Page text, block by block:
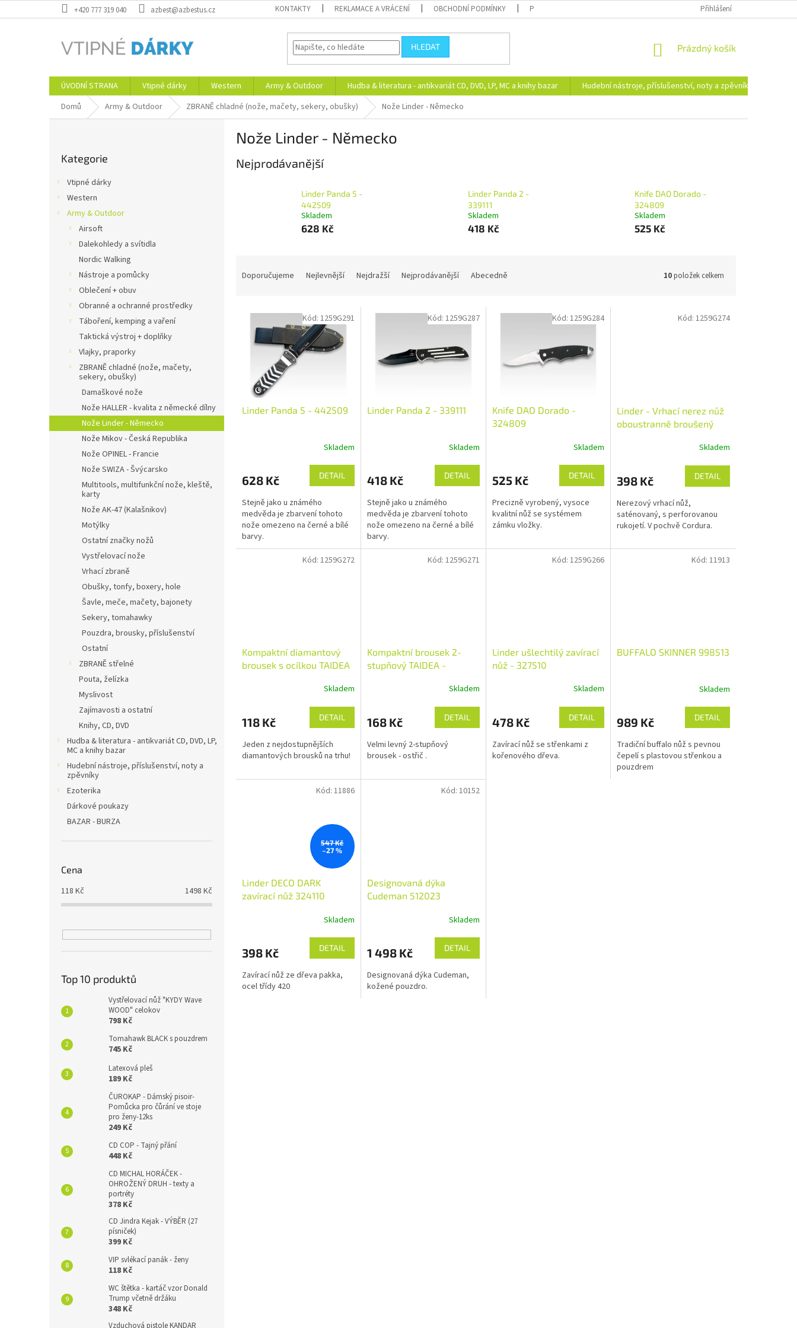
na
+420 777 319 040 azbest@azbestus.cz KONTAKTY REKLAMACE A VRÁCENÍ OBCHODNÍ PODMÍNKY PODMÍNKY OCHRANY OSOBNÍCH ÚDAJŮ DOPRAVA A PLATBA
Přihlášení
HLEDAT
NÁKUPNÍ
Prázdný košík
ÚVODNÍ STRANA Vtipné dárky Western Army & Outdoor Hudba & literatura - antikvariát CD, DVD, LP, MC a knihy bazar Hudební nástroje, příslušenství, noty a zpěvníky
Domů
Army & Outdoor ZBRANĚ chladné (nože, mačety, sekery, obušky) Nože Linder - Německo
kategorie
Kategorie
Vtipné dárky
Western
Army & Outdoor
Airsoft
Dalekohledy a svítidla
Nordic Walking
Nástroje a pomůcky
Oblečení + obuv
Obranné a ochranné prostředky
Táboření, kemping a vaření
Taktická výstroj + doplňky
Vlajky, praporky
ZBRANĚ chladné (nože, mačety,
sekery, obušky)
Damaškové nože
Nože HALLER - kvalita z německé dílny
Nože Linder - Německo
Nože Mikov - Česká Republika
Nože OPINEL - Francie
Nože SWIZA - Švýcarsko
Multitools, multifunkční nože, kleště,
karty
Nože AK-47 (Kalašnikov)
Motýlky
Ostatní značky nožů
Vystřelovací nože
Vrhací zbraně
Obušky, tonfy, boxery, hole
Šavle, meče, mačety, bajonety
Sekery, tomahawky
Pouzdra, brousky, příslušenství
Ostatní
ZBRANĚ střelné
Pouta, želízka
Myslivost
Zajímavosti a ostatní
Knihy, CD, DVD
Hudba & literatura - antikvariát CD, DVD, LP,
MC a knihy bazar
Hudební nástroje, příslušenství, noty a
zpěvníky
Ezoterika
Dárkové poukazy
BAZAR - BURZA
Cena
118 Kč 1498 Kč
Top 10 produktů
Vystřelovací nůž "KYDY Wave
WOOD" celokov
798 Kč
Tomahawk BLACK s pouzdrem
745 Kč
Latexová pleš
189 Kč
ČUROKAP - Dámský pisoir-
Pomůcka pro čůrání ve stoje
pro ženy-12ks
249 Kč
CD COP - Tajný přání
448 Kč
CD MICHAL HORÁČEK -
OHROŽENÝ DRUH - texty a
portréty
378 Kč
CD Jindra Kejak - VÝBĚR (27
písniček)
399 Kč
VIP svlékací panák - ženy
118 Kč
WC štětka - kartáč vzor Donald
Trump včetně držáku
348 Kč
Vzduchová pistole KANDAR
Nože Linder - Německo
Nejprodávanější
Linder Panda 5 -
442509
Skladem
628 Kč
Linder Panda 2 -
339111
Skladem
418 Kč
Knife DAO Dorado -
324809
Skladem
525 Kč
Doporučujeme Nejlevnější Nejdražší Nejprodávanější Abecedně 10položek celkem
Linder Panda 5 - 442509
Skladem
628 Kč DETAIL
Stejně jako u známého
medvěda je zbarvení tohoto
nože omezeno na černé a bílé
barvy.
Kód: 1259G291
Linder Panda 2 - 339111
Skladem
418 Kč DETAIL
Stejně jako u známého
medvěda je zbarvení tohoto
nože omezeno na černé a bílé
barvy.
Kód: 1259G287
Knife DAO Dorado -
324809
Skladem
525 Kč DETAIL
Precizně vyrobený, vysoce
kvalitní nůž se systémem
zámku vložky.
Kód:1259G284
Linder - Vrhací nerez nůž
oboustranně broušený
Skladem
398 Kč DETAIL
Nerezový vrhací nůž,
saténovaný, s perforovanou
rukojetí. V pochvě Cordura.
Kód: 1259G274
Kompaktní diamantový
brousek s ocílkou TAIDEA
Skladem
118 Kč DETAIL
Jeden z nejdostupnějších
diamantových brousků na trhu!
Kód: 1259G272
Kompaktní brousek 2-
stupňový TAIDEA -
Skladem
168 Kč DETAIL
Velmi levný 2-stupňový
brousek - ostřič .
Kód: 1259G271
Linder ušlechtilý zavírací
nůž - 327510
Skladem
478 Kč DETAIL
Zavírací nůž se střenkami z
kořenového dřeva.
Kód:1259G266
BUFFALO SKINNER 998513
Skladem
989 Kč DETAIL
Tradiční buffalo nůž s pevnou
čepelí s plastovou střenkou a
pouzdrem
Kód: 11913
547 Kč
–27 %
Linder DECO DARK
zavírací nůž 324110
Skladem
398 Kč DETAIL
Zavírací nůž ze dřeva pakka,
ocel třídy 420
Kód: 11886
Designovaná dýka
Cudeman 512023
Skladem
1 498 Kč DETAIL
Designovaná dýka Cudeman,
kožené pouzdro.
Kód: 10152